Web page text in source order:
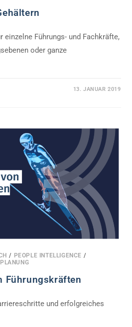
einzelne Führungs- und Fachkräfte,
oder ganze
13. JANUAR 2019
/ PEOPLE INTELLIGENCE /
Führungskräften
und erfolgreiches